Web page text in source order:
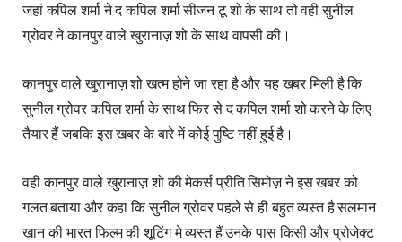
जहां कपिल शर्मा ने द कपिल शर्मा सीजन टू शो के साथ तो वही सुनील
ग्रोवर ने कानपुर वाले खुरानाज़ शो के साथ वापसी की।
कानपुर वाले खुरानाज़ शो खत्म होने जा रहा है और यह खबर मिली है कि
सुनील ग्रोवर कपिल शर्मा के साथ फिर से द कपिल शर्मा शो करने के लिए
तैयार हैं जबकि इस खबर के बारे में कोई पुष्टि नहीं हुई है।
वही कानपुर वाले खुरानाज़ शो की मेकर्स प्रीति सिमोज़ ने इस खबर को
गलत बताया और कहा कि सुनील ग्रोवर पहले से ही बहुत व्यस्त है सलमान
खान की भारत फिल्म की शूटिंग मे व्यस्त हैं उनके पास किसी और प्रोजेक्ट